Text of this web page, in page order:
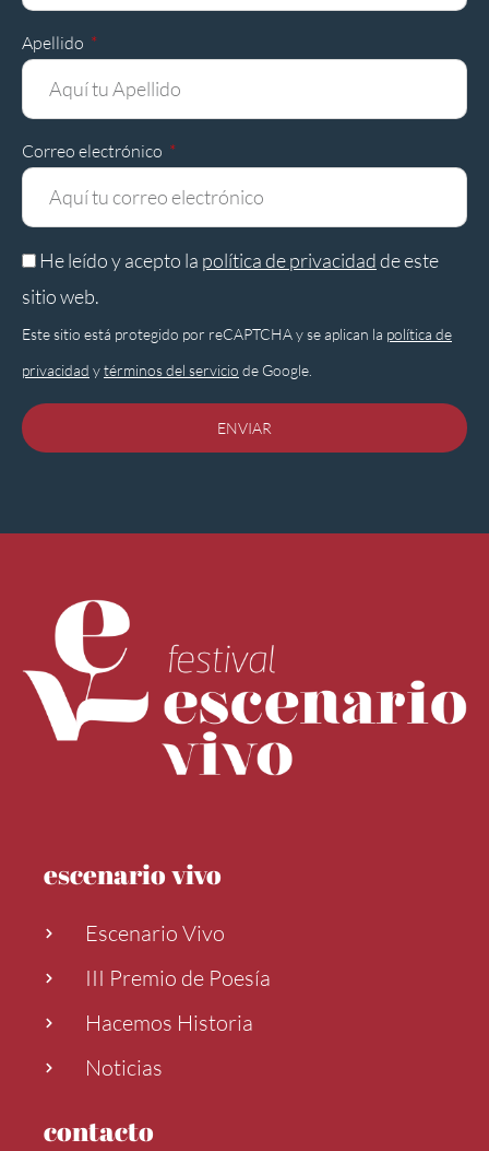
Apellido
Correo electrónico
He leído y acepto la política de privacidadde este
sitio web.
Este sitio está protegido por reCAPTCHA y se aplican la política de
privacidad ytérminos del servicio de Google.
ENVIAR
escenario vivo
Escenario Vivo
III Premio de Poesía
Hacemos Historia
Noticias
contacto